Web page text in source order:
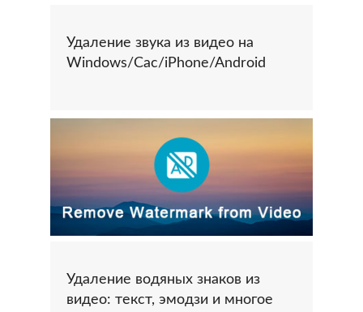
Удаление звука из видео на
Windows/Cac/iPhone/Android
Удаление водяных знаков из
видео: текст, эмодзи и многое